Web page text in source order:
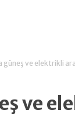
güneş ve elektrikli
ve